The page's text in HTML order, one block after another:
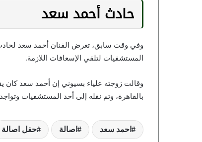
حادث أحمد سعد
وفي وقت سابق، تعرض الفنان أحمد سعد
المستشفيات لتلقي الإسعافات اللازمة.
وقالت زوجته علياء بسيوني إن أحمد سعد
بالقاهرة، وتم نقله إلى أحد المستشفيات
احمد سعد اصالة حفل اصالة